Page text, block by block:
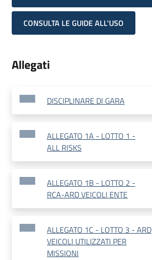
CONSULTA LE GUIDE ALL'USO
Allegati
DISCIPLINARE DI GARA
ALLEGATO 1A - LOTTO 1 -
ALL RISKS
ALLEGATO 1B - LOTTO 2 -
RCA-ARD VEICOLI ENTE
ALLEGATO 1C - LOTTO 3 - ARD
VEICOLI UTILIZZATI PER
MISSIONI